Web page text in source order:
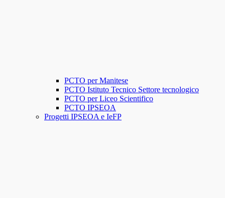
PCTO per Manitese
PCTO Istituto Tecnico Settore tecnologico
PCTO per Liceo Scientifico
PCTO IPSEOA
Progetti IPSEOA e IeFP